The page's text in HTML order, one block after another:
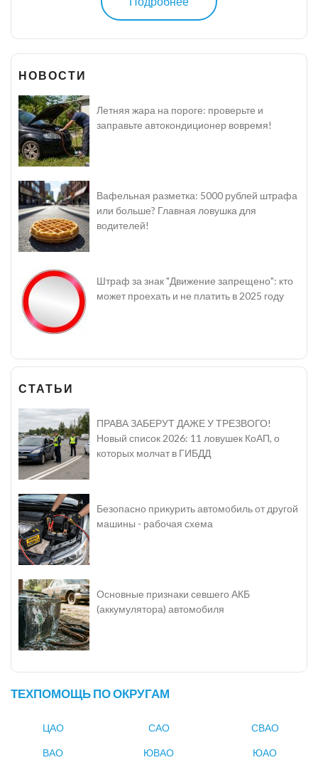
НОВОСТИ
Летняя жара на пороге: проверьте и
заправьте автокондиционер вовремя!
Вафельная разметка: 5000 рублей штрафа
или больше? Главная ловушка для
водителей!
Штраф за знак "Движение запрещено": кто
может проехать и не платить в 2025 году
СТАТЬИ
ПРАВА ЗАБЕРУТ ДАЖЕ У ТРЕЗВОГО!
Новый список 2026: 11 ловушек КоАП, о
которых молчат в ГИБДД
Безопасно прикурить автомобиль от другой
машины - рабочая схема
Основные признаки севшего АКБ
(аккумулятора) автомобиля
ТЕХПОМОЩЬ ПО ОКРУГАМ
ЦАО САО СВАО
ВАО ЮВАО ЮАО